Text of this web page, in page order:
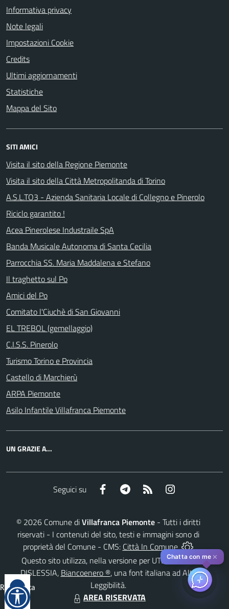
Informativa privacy
Note legali
Impostazioni Cookie
Credits
Ultimi aggiornamenti
Statistiche
Mappa del Sito
SITI AMICI
Visita il sito della Regione Piemonte
Visita il sito della Città Metropolitanda di Torino
A.S.L.TO3 - Azienda Sanitaria Locale di Collegno e Pinerolo
Riciclo garantito !
Acea Pinerolese Industraile SpA
Banda Musicale Autonoma di Santa Cecilia
Parrocchia SS. Maria Maddalena e Stefano
Il traghetto sul Po
Amici del Po
Comitato l'Ciuchè di San Giovanni
EL TREBOL (gemellaggio)
C.I.S.S. Pinerolo
Turismo Torino e Provincia
Castello di Marchierù
ARPA Piemonte
Asilo Infantile Villafranca Piemonte
UN GRAZIE A...
Seguici su Facebook Telegram RSS
© 2026 Comune diVillafranca Piemonte - Tutti i diritti
riservati - I contenuti del sito, testi e immagini sono di
proprietà del Comune - CMS: Città In Comune
Questo sito utilizza, nella versione per UTENTI CON
DISLESSIA, Biancoenero ®, una font italiana ad Alta
Leggibilità.
AREA RISERVATA
Reimposta
tutto
Chatta con me ✕